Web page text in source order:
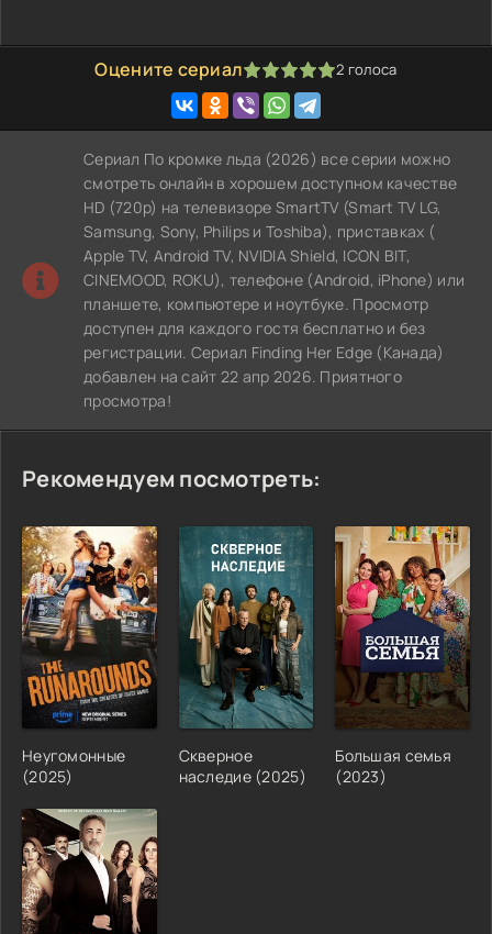
Оцените сериал
1 2 3 4 5 2 голоса
Сериал По кромке льда (2026) все серии можно
смотреть онлайн в хорошем доступном качестве
HD (720p) на телевизоре SmartTV (Smart TV LG,
Samsung, Sony, Philips и Toshiba), приставках (
Apple TV, Android TV, NVIDIA Shield, ICON BIT,
CINEMOOD, ROKU), телефоне (Android, iPhone) или
планшете, компьютере и ноутбуке. Просмотр
доступен для каждого гостя бесплатно и без
регистрации. Сериал Finding Her Edge (Канада)
добавлен на сайт 22 апр 2026. Приятного
просмотра!
Рекомендуем посмотреть:
Неугомонные
(2025)
Скверное
наследие (2025)
Большая семья
(2023)